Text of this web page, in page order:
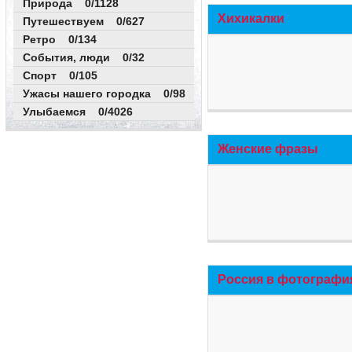
Природа 0/1128
Путешествуем 0/627
Ретро 0/134
События, люди 0/32
Спорт 0/105
Ужасы нашего городка 0/98
Улыбаемся 0/4026
Хихикалки
Женские фразы
Россия в